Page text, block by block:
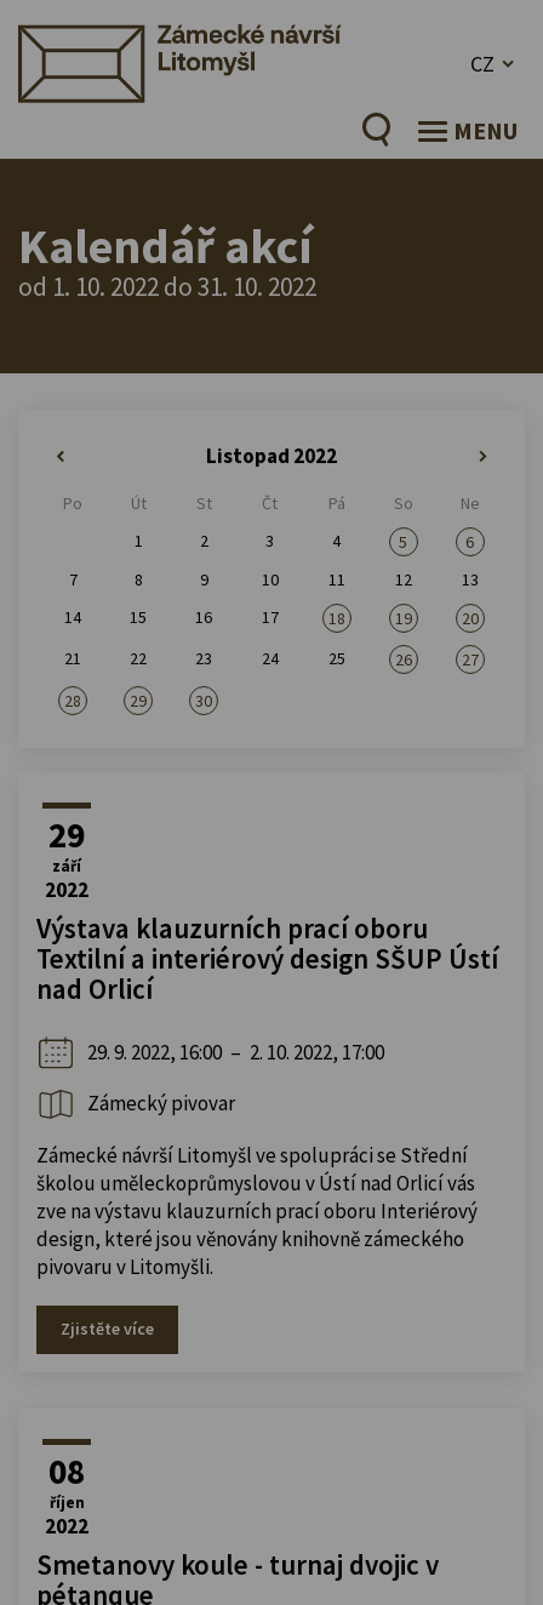
CZ
MENU
Kalendář akcí
od 1. 10. 2022 do 31. 10. 2022
Listopad 2022
Po Út St Čt Pá So
Ne
1
2 3 4 5
6
7
8 9 10 11 12
13
14
15 16 17 18 19
20
21
22 23 24 25 26
27
28
29 30
29
září
2022
Výstava klauzurních prací oboru
Textilní a interiérový design SŠUP Ústí
nad Orlicí
29. 9. 2022, 16:00 – 2. 10. 2022, 17:00
Zámecký pivovar
Zámecké návrší Litomyšl ve spolupráci se Střední
školou uměleckoprůmyslovou v Ústí nad Orlicí vás
zve na výstavu klauzurních prací oboru Interiérový
design, které jsou věnovány knihovně zámeckého
pivovaru v Litomyšli.
Zjistěte více
08
říjen
2022
Smetanovy koule - turnaj dvojic v
pétanque